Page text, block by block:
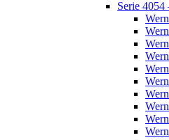
Serie 4054